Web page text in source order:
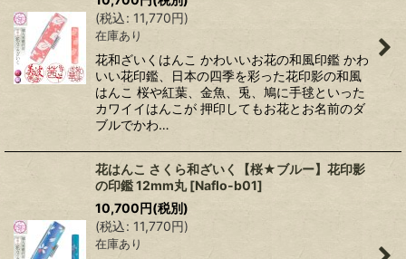
(税込: 11,770円)
在庫あり
花和ざいくはんこ かわいいお花の和風印鑑 かわ
いい花印鑑、日本の四季を彩った花印影の和風
はんこ 桜や紅葉、金魚、兎、鳩に手毬といった
カワイイはんこが 押印してもお花とお名前のダ
ブルでかわ…
花はんこ さくら和ざいく【桜★ブルー】花印影
の印鑑 12mm丸 [Naflo-b01]
10,700円(税別)
(税込: 11,770円)
在庫あり